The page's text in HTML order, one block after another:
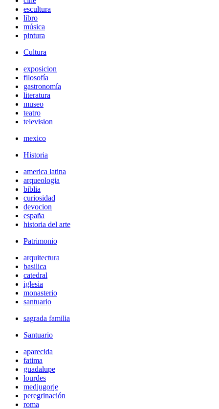
escultura
libro
música
pintura
Cultura
exposicion
filosofía
gastronomía
literatura
museo
teatro
television
mexico
Historia
america latina
arqueologia
biblia
curiosidad
devocion
españa
historia del arte
Patrimonio
arquitectura
basilica
catedral
iglesia
monasterio
santuario
sagrada familia
Santuario
aparecida
fatima
guadalupe
lourdes
medjugorje
peregrinación
roma